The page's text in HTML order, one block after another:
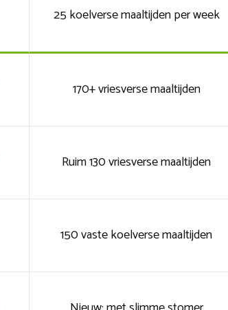
25 koelverse maaltijden per week
170+ vriesverse maaltijden
Ruim 130 vriesverse maaltijden
150 vaste koelverse maaltijden